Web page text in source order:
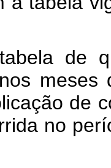
de
de
no